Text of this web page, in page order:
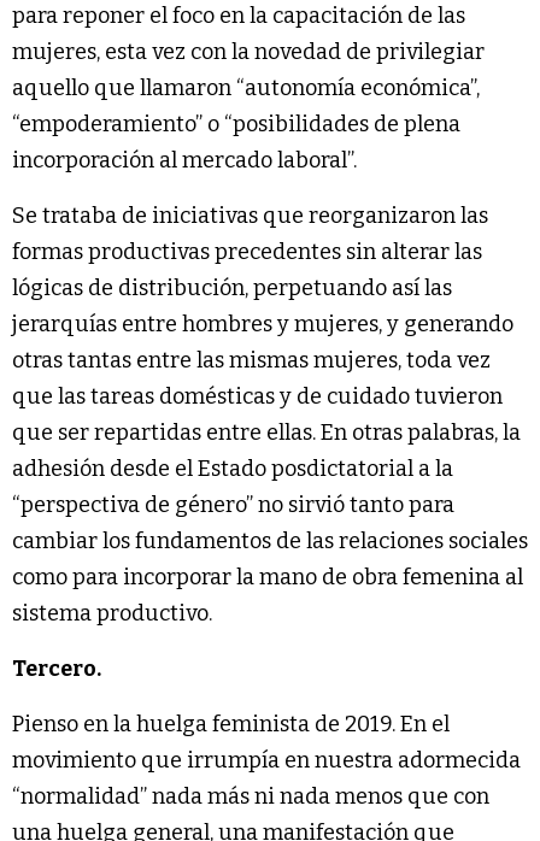
para reponer el foco en la capacitación de las
mujeres, esta vez con la novedad de privilegiar
aquello que llamaron “autonomía económica”,
“empoderamiento” o “posibilidades de plena
incorporación al mercado laboral”.
Se trataba de iniciativas que reorganizaron las
formas productivas precedentes sin alterar las
lógicas de distribución, perpetuando así las
jerarquías entre hombres y mujeres, y generando
otras tantas entre las mismas mujeres, toda vez
que las tareas domésticas y de cuidado tuvieron
que ser repartidas entre ellas. En otras palabras, la
adhesión desde el Estado posdictatorial a la
“perspectiva de género” no sirvió tanto para
cambiar los fundamentos de las relaciones sociales
como para incorporar la mano de obra femenina al
sistema productivo.
Tercero.
Pienso en la huelga feminista de 2019. En el
movimiento que irrumpía en nuestra adormecida
“normalidad” nada más ni nada menos que con
una huelga general, una manifestación que